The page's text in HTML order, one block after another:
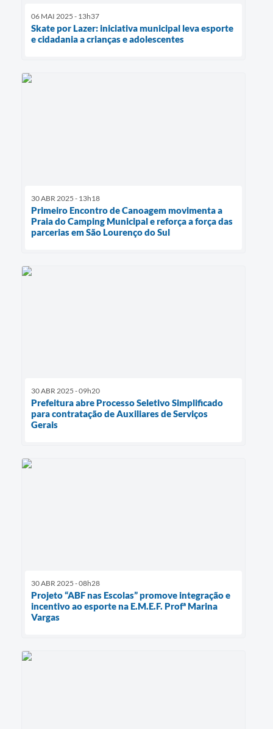
06 MAI 2025 - 13h37
Skate por Lazer: iniciativa municipal leva esporte
e cidadania a crianças e adolescentes
30 ABR 2025 - 13h18
Primeiro Encontro de Canoagem movimenta a
Praia do Camping Municipal e reforça a força das
parcerias em São Lourenço do Sul
30 ABR 2025 - 09h20
Prefeitura abre Processo Seletivo Simplificado
para contratação de Auxiliares de Serviços
Gerais
30 ABR 2025 - 08h28
Projeto “ABF nas Escolas” promove integração e
incentivo ao esporte na E.M.E.F. Profª Marina
Vargas